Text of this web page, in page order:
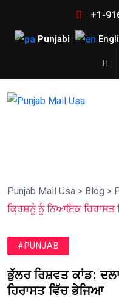
+1-
Punjabi
Punjab Mail Usa > Blog >
ਕ੍ਰਿਸ਼ਨੂੰ ਨੂੰ ਨਿਆਇਕ ਹਿਰਾਸਤ
#PUNJAB
ਭੁੱਲਰ ਰਿਸ਼ਵਤ ਕਾਂਡ:
ਹਿਰਾਸਤ ਵਿੱਚ ਭੇਜਿਆ